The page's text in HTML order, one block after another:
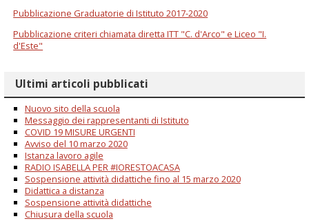
Pubblicazione Graduatorie di Istituto 2017-2020
Pubblicazione criteri chiamata diretta ITT "C. d'Arco" e Liceo "I.
d'Este"
Ultimi articoli pubblicati
Nuovo sito della scuola
Messaggio dei rappresentanti di Istituto
COVID 19 MISURE URGENTI
Avviso del 10 marzo 2020
Istanza lavoro agile
RADIO ISABELLA PER #IORESTOACASA
Sospensione attività didattiche fino al 15 marzo 2020
Didattica a distanza
Sospensione attività didattiche
Chiusura della scuola